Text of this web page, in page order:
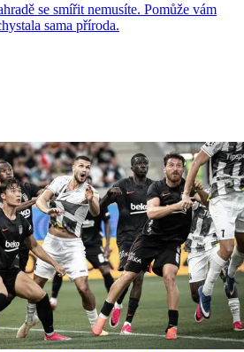
se smířit nemusíte. Pomůže vám
sama příroda.